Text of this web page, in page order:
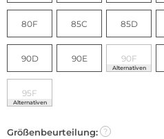
80F 85C 85D
90D 90E 90F
Alternativen
95F
Alternativen
Größenbeurteilung: ?